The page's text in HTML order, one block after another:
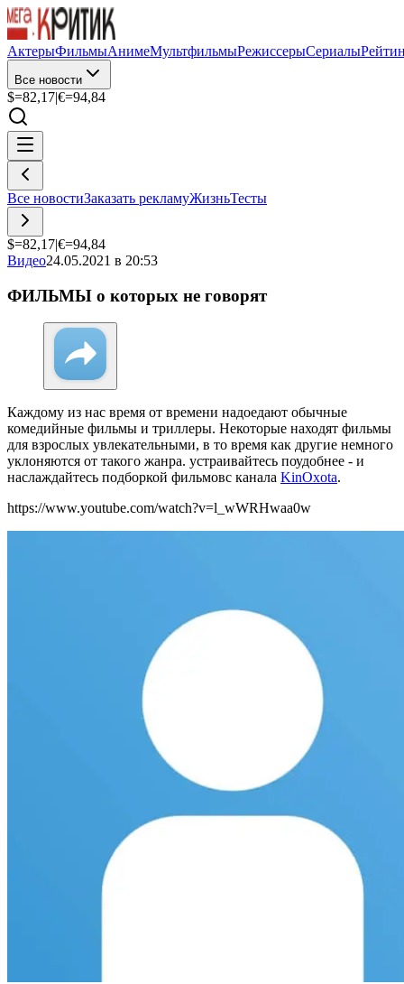
АктерыФильмыАнимеМультфильмыРежиссерыСериалы
Все новости
$=82,17|€=94,84
Все новостиЗаказать рекламуЖизньТесты
$=82,17|€=94,84
Видео24.05.2021 в 20:53
ФИЛЬМЫ о которых не говорят
Каждому из нас время от времени надоедают обычные
комедийные фильмы и триллеры. Некоторые находят фильмы
для взрослых увлекательными, в то время как другие немного
уклоняются от такого жанра. устраивайтесь поудобнее - и
наслаждайтесь подборкой фильмовс канала KinOxota.
https://www.youtube.com/watch?v=l_wWRHwaa0w